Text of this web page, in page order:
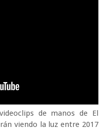
de manos de El
viendo la luz entre 2017